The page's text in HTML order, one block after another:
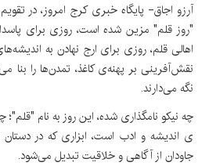
"روز قلم" مزین شده است، روزی برای
اهالی قلم، روزی برای ارج نهادن به
نقش‌آفرینی بر پهنه‌ی کاغذ، تمدن‌ها را بنا
نگه می‌دارند.
چه نیکو نامگذاری شده، این روز به نام
ی اندیشه و ادب است، ابزاری که در دستان
جاودان از آگاهی و خلاقیت تبدیل می‌شود.